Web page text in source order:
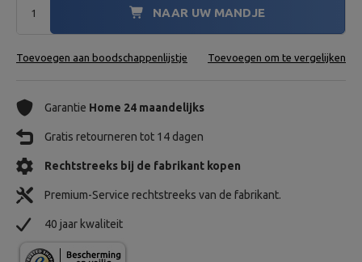
NAAR UW MANDJE
Toevoegen aan boodschappenlijstje Toevoegen om te vergelijken
Garantie Home 24 maandelijks
Gratis retourneren tot 14 dagen
Rechtstreeks bij de fabrikant kopen
Premium-Service rechtstreeks van de fabrikant.
40 jaar kwaliteit